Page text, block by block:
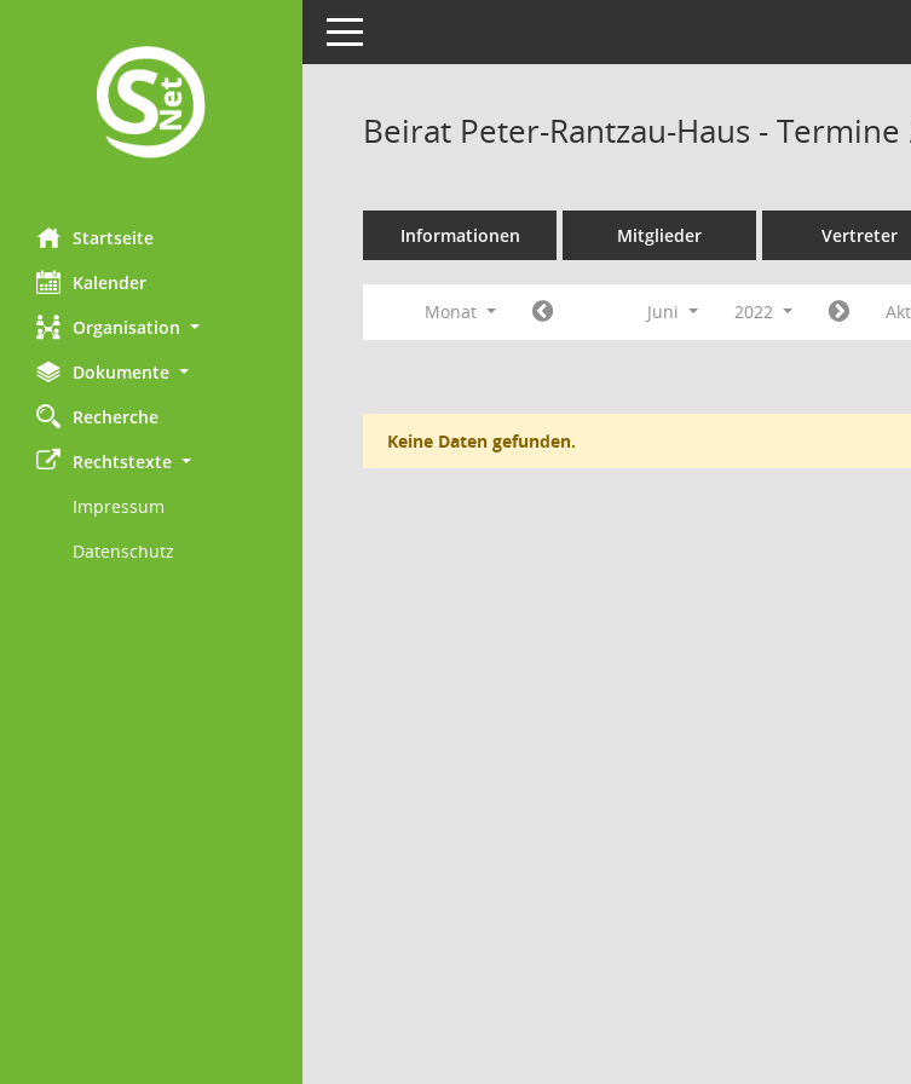
Startseite
Kalender
Organisation
Dokumente
Recherche
Rechtstexte
Impressum
Datenschutz
Toggle navigation
Beirat Peter-Rantzau-Haus - Termine
Informationen Mitglieder Vertreter
Monat Juni 2022
Keine Daten gefunden.